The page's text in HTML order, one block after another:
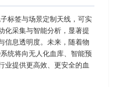
标签与场景定制天线，可实
化采集与智能分析，显著提
信息透明度。未来，随着物
统将向无人化血库、智能预
业提供更高效、更安全的血